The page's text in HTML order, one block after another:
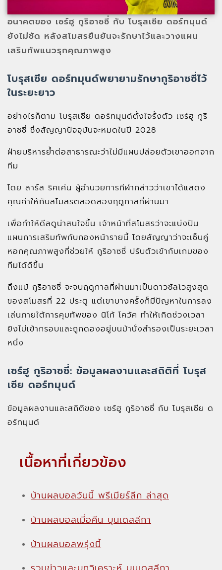
อนาคตของ เซร์ฮู กูริอาซซี่ กับ โบรุสเซีย ดอร์ทมุนด์
ยังไม่ชัด หลังสโมสรยืนยันจะรักษาไว้และวางแผน
เสริมทัพแนวรุกคุณภาพสูง
โบรุสเซีย ดอร์ทมุนด์พยายามรักษากูริอาซซี่ไว้
ในระยะยาว
อย่างไรก็ตาม โบรุสเซีย ดอร์ทมุนด์ตั้งใจรั้งตัว เซร์ฮู กูริ
อาซซี่ ซึ่งสัญญาปัจจุบันจะหมดในปี 2028
ฝ่ายบริหารย้ำต่อสาธารณะว่าไม่มีแผนปล่อยตัวเขาออกจาก
ทีม
โดย ลาร์ส ริคเค่น ผู้อำนวยการกีฬากล่าวว่าเขาได้แสดง
คุณค่าให้กับสโมสรตลอดสองฤดูกาลที่ผ่านมา
เพื่อทำให้ดีลดูน่าสนใจขึ้น เจ้าหน้าที่สโมสรว่าจะแบ่งปัน
แผนการเสริมทัพกับกองหน้ารายนี้ โดยสัญญาว่าจะเซ็นคู่
หอกคุณภาพสูงที่ช่วยให้ กูริอาซซี่ ปรับตัวเข้ากับเกมของ
ทีมได้ดีขึ้น
ถึงแม้ กูริอาซซี่ จะจบฤดูกาลที่ผ่านมาเป็นดาวซัลโวสูงสุด
ของสโมสรที่ 22 ประตู แต่เขาบางครั้งก็มีปัญหาในการลง
เล่นภายใต้การคุมทัพของ นิโก้ โควัค ทำให้เกิดช่วงเวลา
ยิงไม่เข้ากรอบและถูกดองอยู่บนม้านั่งสำรองเป็นระยะเวลา
หนึ่ง
เซร์ฮู กูริอาซซี่: ข้อมูลผลงานและสถิติที่ โบรุส
เซีย ดอร์ทมุนด์
ข้อมูลผลงานและสถิติของ เซร์ฮู กูริอาซซี่ กับ โบรุสเซีย ด
อร์ทมุนด์
เนื้อหาที่เกี่ยวข้อง
บ้านผลบอลวันนี้ พรีเมียร์ลีก ล่าสุด
บ้านผลบอลเมื่อคืน บุนเดสลีกา
บ้านผลบอลพรุ่งนี้